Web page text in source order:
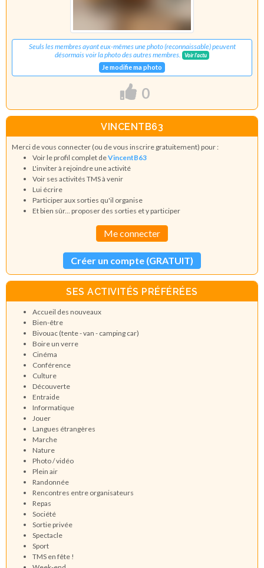
Seuls les membres ayant eux-mêmes une photo (reconnaissable) peuvent
désormais voir la photo des autres membres.
Voir l'actu
Je modifie ma photo
0
VINCENTB63
Merci de vous connecter (ou de vous inscrire gratuitement) pour :
Voir le profil complet deVincentB63
L'inviter à rejoindre une activité
Voir ses activités TMS à venir
Lui écrire
Participer aux sorties qu'il organise
Et bien sûr... proposer des sorties et y participer
Me connecter
Créer un compte (GRATUIT)
SES ACTIVITÉS PRÉFÉRÉES
Accueil des nouveaux
Bien-être
Bivouac (tente - van - camping car)
Boire un verre
Cinéma
Conférence
Culture
Découverte
Entraide
Informatique
Jouer
Langues étrangères
Marche
Nature
Photo / vidéo
Plein air
Randonnée
Rencontres entre organisateurs
Repas
Société
Sortie privée
Spectacle
Sport
TMS en fête !